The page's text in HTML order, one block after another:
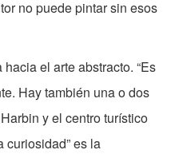
no puede pintar sin esos
el arte abstracto. “Es
Hay también una o dos
y el centro turístico
curiosidad” es la